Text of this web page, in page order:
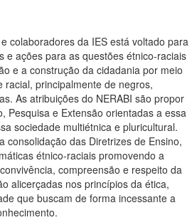
colaboradores da IES está voltado para
e ações para as questões étnico-raciais
e a construção da cidadania por meio
racial, principalmente de negros,
As atribuições do NERABI são propor
Pesquisa e Extensão orientadas a essa
sociedade multiétnica e pluricultural.
consolidação das Diretrizes de Ensino,
étnico-raciais promovendo a
compreensão e respeito da
alicerçadas nos princípios da ética,
que buscam de forma incessante a